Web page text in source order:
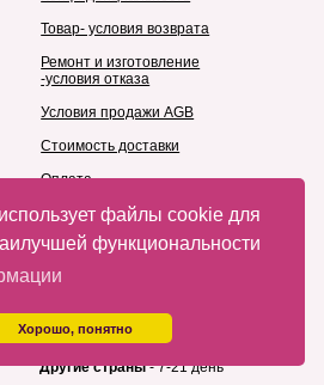
файлы cookie для
функциональности
Хорошо, понятно
Товар- условия возврата
Ремонт и изготовление
-условия отказа
Условия продажи AGB
Стоимость доставки
Оплата
Производители
Доставка из Германии
Австралия / НЗ
🇦🇪 ОАЭ / Азия- 5-12 дней
Другие страны- 7-21 день